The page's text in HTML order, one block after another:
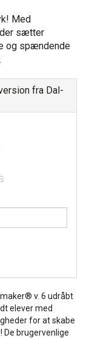
Med
der sætter
og spændende
fra Dal-
v. 6 udråbt
elever med
for at skabe
brugervenlige